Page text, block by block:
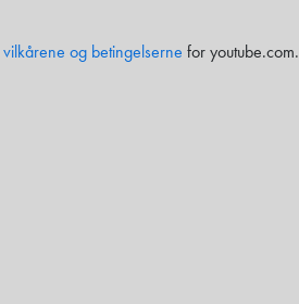
vilkårene og betingelserne for youtube.com.